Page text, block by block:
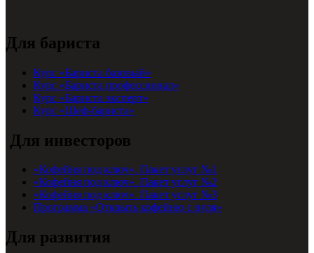
Для бариста
Курс «Бариста базовый»
Курс «Бариста профессионал»
Курс «Бариста эксперт»
Курс «Шеф-бариста»
Для инвесторов
«Кофейня под ключ». Пакет услуг №1
«Кофейня под ключ». Пакет услуг №2
«Кофейня под ключ». Пакет услуг №3
Программа «Открыть кофейню с нуля»
Для развития